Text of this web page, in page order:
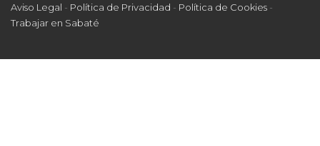
Aviso Legal - Política de Privacidad - Política de Cookies -
Trabajar en Sabaté